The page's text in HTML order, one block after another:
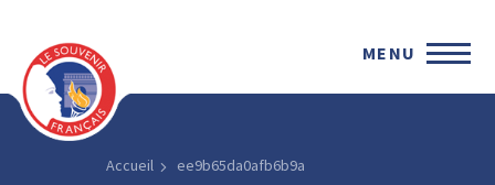
MENU
Accueil ee9b65da0afb6b9a